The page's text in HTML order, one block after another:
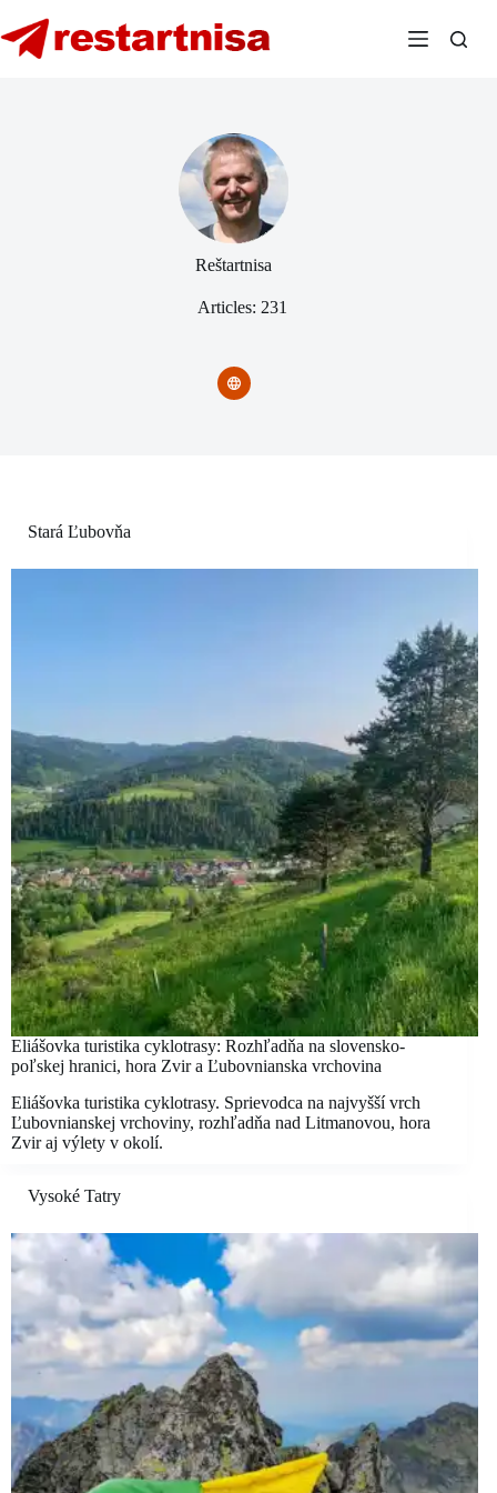
to
content
Reštartnisa
Articles: 231
Stará Ľubovňa
Eliášovka turistika cyklotrasy: Rozhľadňa na slovensko-
poľskej hranici, hora Zvir a Ľubovnianska vrchovina
Eliášovka turistika cyklotrasy. Sprievodca na najvyšší vrch
Ľubovnianskej vrchoviny, rozhľadňa nad Litmanovou, hora
Zvir aj výlety v okolí.
Vysoké Tatry